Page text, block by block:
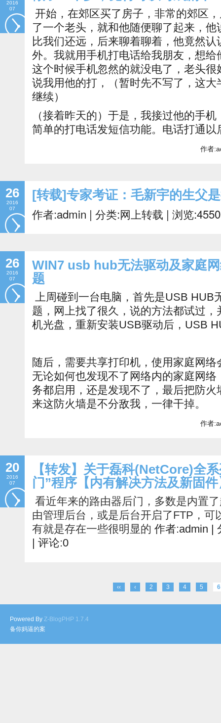
2016
07
开始，在郊区买了房子，非常的郊区
了一个老头，就和他随便聊了起来，
比我们还远，后来聊着聊着，他竟然
外。我就用手机打电话给我朋友，想
这个时候手机忽然的就没电了，老头
说我用他的打，（暂时先不写了，这
继续）
（接着昨天的）于是，我接过他的手
简单的打电话发短信功能。电话打通
作者
26
2016
07
[转载]专家考证：毛新宇的生父
作者:admin | 分类:网上转载 | 浏览
26
2016
07
WIN7 usb hub无法驱动及家庭
题
上周碰到一台电脑，首先是USB HUB
题，网上找了很久，说的方法都试过
机光盘，重新安装USB驱动后，USB
随后，需要共享打印机，使用家庭网
无论如何也发现不了网络内的家庭网
务都启用，还是发现不了，最后把防
来这防火墙是不分敌我，一律干掉。
作者
20
2016
07
【转发】关于磊科(NetCore)全
门”程序【内有解决方法及新固件
看近年来的路由器后门，多数是内置
由管理后台，或是后台开启了FTP ，
有就是存在一些很明显的 作者:admin |
| 评论:0
‹‹ ‹ 2 3 4 5 6
Powered By Z-BlogPHP 1.7.4
备你妈逼的案